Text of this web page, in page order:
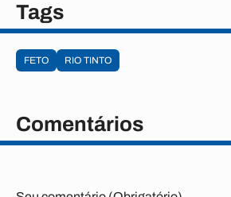
Tags
FETO RIO TINTO
Comentários